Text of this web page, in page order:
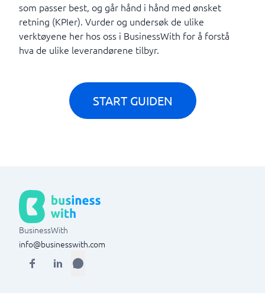
som passer best, og går hånd i hånd med ønsket
retning (KPIer). Vurder og undersøk de ulike
verktøyene her hos oss i BusinessWith for å forstå
hva de ulike leverandørene tilbyr.
START GUIDEN
BusinessWith
info@businesswith.com